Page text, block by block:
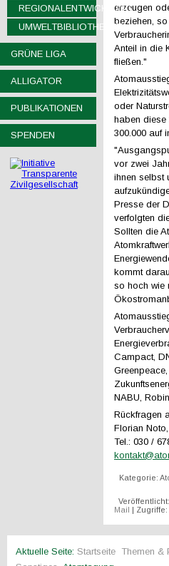
REGIONALENTWICKLUNG
UMWELTBIBLIOTHEKEN
GRÜNE LIGA
ALLIGATOR
PUBLIKATIONEN
SPENDEN
erzeugen
beziehen,
Anteil in die
fließen."
oder
haben diese
300.000 auf
vor zwei
ihnen selbst
Presse der
verfolgten
Sollten die
kommt
so hoch wie
Campact,
NABU,
Rückfragen
Florian
Tel.: 030 /
Kategorie:
Mail | Zugriffe:
Aktuelle Seite: Startseite Themen &